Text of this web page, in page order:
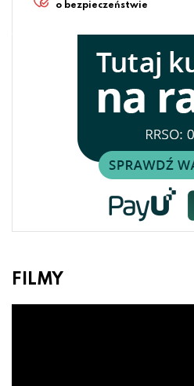
o bezpieczeństwie
FILMY